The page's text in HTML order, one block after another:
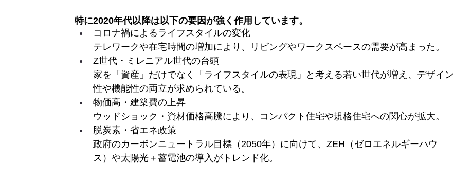
特に2020年代以降は以下の要因が強く作用しています。
コロナ禍によるライフスタイルの変化
テレワークや在宅時間の増加により、リビングやワークスペースの需要が高まった。
Z世代・ミレニアル世代の台頭
家を「資産」だけでなく「ライフスタイルの表現」と考える若い世代が増え、デザイン
性や機能性の両立が求められている。
物価高・建築費の上昇
ウッドショック・資材価格高騰により、コンパクト住宅や規格住宅への関心が拡大。
脱炭素・省エネ政策
政府のカーボンニュートラル目標（2050年）に向けて、ZEH（ゼロエネルギーハウ
ス）や太陽光＋蓄電池の導入がトレンド化。